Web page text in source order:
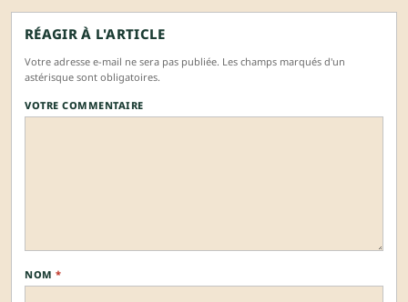
RÉAGIR À L'ARTICLE
Votre adresse e-mail ne sera pas publiée. Les champs marqués d'un
astérisque sont obligatoires.
VOTRE COMMENTAIRE
NOM *